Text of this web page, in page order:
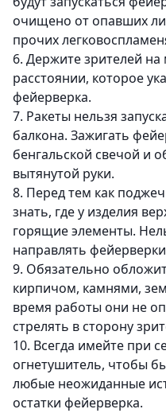
очищено от опавших
прочих
6. Держите зрителей
расстоянии, которое
фейерверка.
7. Ракеты нельзя
балкона. Зажигать
бенгальской свечой и
вытянутой руки.
8. Перед тем как
знать, где у изделия
горящие элементы.
направлять
9. Обязательно
кирпичом, камнями,
время работы они не
стрелять в сторону
10. Всегда имейте при
огнетушитель, чтобы
любые неожиданные
остатки фейерверка.